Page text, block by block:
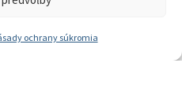
ochrany súkromia